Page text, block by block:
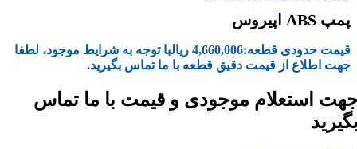
پمپ ABS اپیروس
قیمت حدودی قطعه:4,660,006 ریالبا توجه به شرایط موجود، لطفا
جهت اطلاع از قیمت دقیق قطعه با ما تماس بگیرید.
استعلام موجودی و قیمت با ما تماس